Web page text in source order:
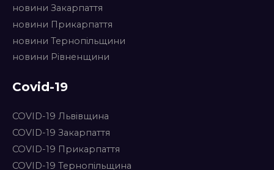
новини Закарпаття
новини Прикарпаття
новини Тернопільщини
новини Рівненщини
Covid-19
COVID-19 Львівщина
COVID-19 Закарпаття
COVID-19 Прикарпаття
COVID-19 Тернопільщина